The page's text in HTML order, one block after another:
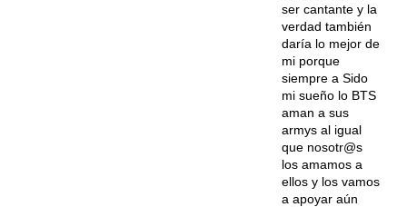
ser cantante y la
verdad también
daría lo mejor de
mi porque
siempre a Sido
mi sueño lo BTS
aman a sus
armys al igual
que nosotr@s
los amamos a
ellos y los vamos
a apoyar aún